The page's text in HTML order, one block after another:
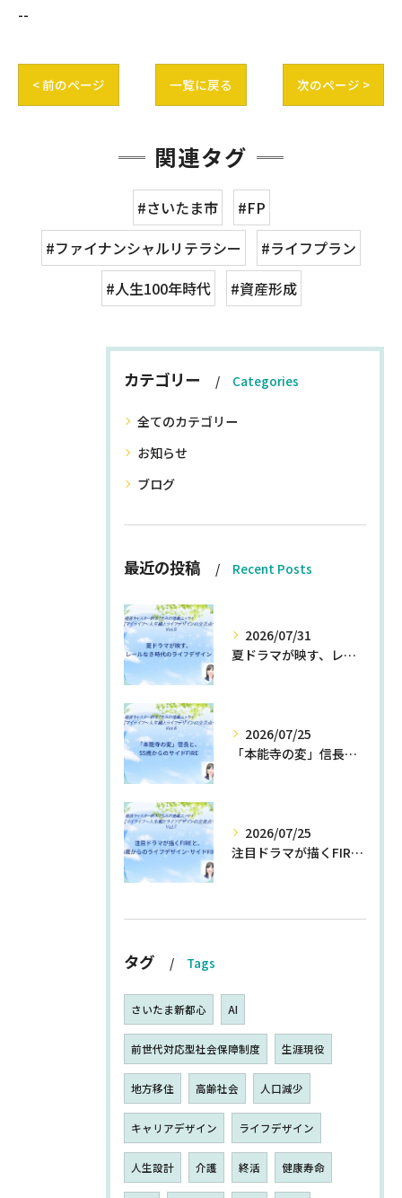
--
< 前のページ 一覧に戻る 次のページ >
関連タグ
#さいたま市
#FP
#ファイナンシャルリテラシー
#ライフプラン
#人生100年時代
#資産形成
カテゴリー Categories
全てのカテゴリー
お知らせ
ブログ
最近の投稿 Recent Posts
2026/07/31
夏ドラマが映す、レールなき時代のライフデザイン
2026/07/25
「本能寺の変」信長と、55歳からのサイドFIRE
2026/07/25
注目ドラマが描くFIREと、55歳からのライフデザイン・サイドFIRE
タグ Tags
さいたま新都心 AI
前世代対応型社会保障制度 生涯現役
地方移住 高齢社会 人口減少
キャリアデザイン ライフデザイン
人生設計 介護 終活 健康寿命